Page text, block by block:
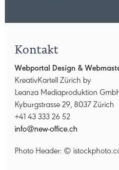
Kontakt
Webportal Design &
KreativKartell Zürich by
Leanza Mediaproduktion
Kyburgstrasse 29, 8037 Zürich
+41 43 333 26 52
nf
n w- ffc ch
Photo Header: ©